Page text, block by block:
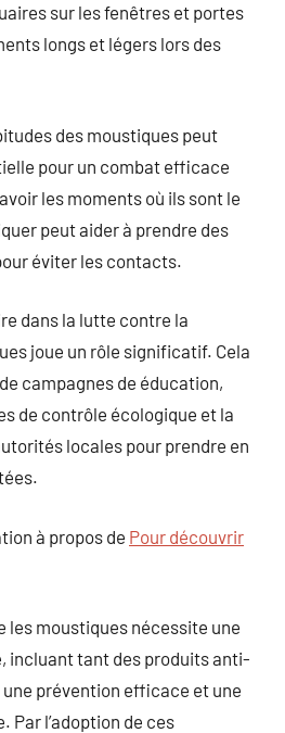
sur les fenêtres et portes
longs et légers lors des
des moustiques peut
pour un combat efficace
les moments où ils sont le
peut aider à prendre des
éviter les contacts.
dans la lutte contre la
joue un rôle significatif. Cela
campagnes de éducation,
de contrôle écologique et la
locales pour prendre en
à propos de Pour découvrir
moustiques nécessite une
incluant tant des produits anti-
prévention efficace et une
Par l’adoption de ces